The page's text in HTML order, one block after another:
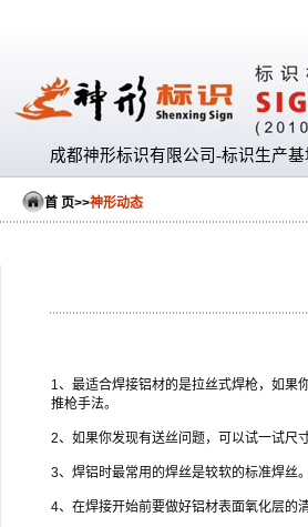
成都神形标识有限公司-标识生产基
首 页>>神形动态
1、最适合焊接铝材的是拉丝式焊枪，如果
推枪手法。
2、如果你发现有送丝问题，可以试一试尺
3、焊铝时最常用的焊丝是较软的标准焊丝
4、在焊接开始前要做好铝材表面氧化层的